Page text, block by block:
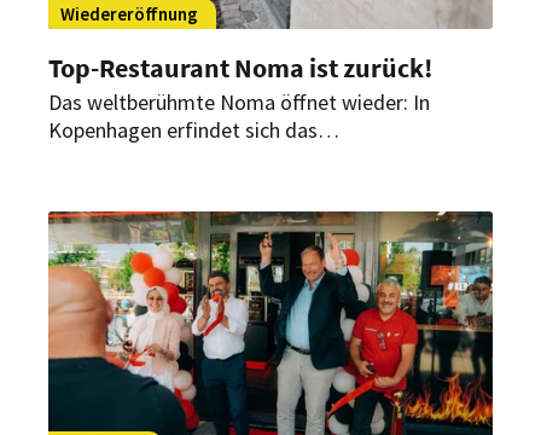
Wiedereröffnung
Top-Restaurant Noma ist zurück!
Das weltberühmte Noma öffnet wieder: In
Kopenhagen erfindet sich das
dabei.